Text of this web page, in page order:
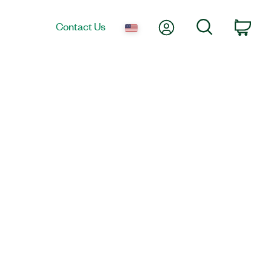
Contact Us My AccountSearch